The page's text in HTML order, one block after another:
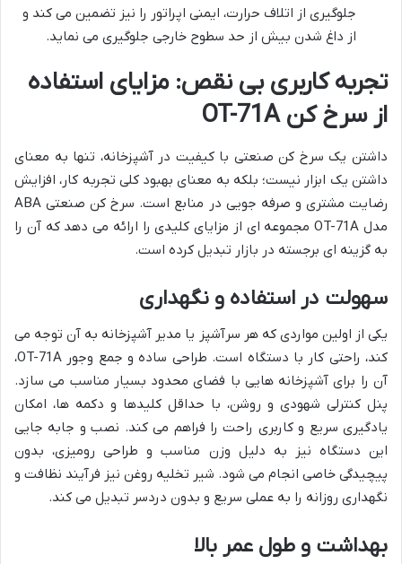
جلوگیری از اتلاف حرارت، ایمنی اپراتور را نیز تضمین می کند و
از داغ شدن بیش از حد سطوح خارجی جلوگیری می نماید.
تجربه کاربری بی نقص: مزایای استفاده
از سرخ کن OT-71A
داشتن یک سرخ کن صنعتی با کیفیت در آشپزخانه، تنها به معنای
داشتن یک ابزار نیست؛ بلکه به معنای بهبود کلی تجربه کار، افزایش
رضایت مشتری و صرفه جویی در منابع است. سرخ کن صنعتی ABA
مدل OT-71A مجموعه ای از مزایای کلیدی را ارائه می دهد که آن را
به گزینه ای برجسته در بازار تبدیل کرده است.
سهولت در استفاده و نگهداری
یکی از اولین مواردی که هر سرآشپز یا مدیر آشپزخانه به آن توجه می
کند، راحتی کار با دستگاه است. طراحی ساده و جمع وجور OT-71A،
آن را برای آشپزخانه هایی با فضای محدود بسیار مناسب می سازد.
پنل کنترلی شهودی و روشن، با حداقل کلیدها و دکمه ها، امکان
یادگیری سریع و کاربری راحت را فراهم می کند. نصب و جابه جایی
این دستگاه نیز به دلیل وزن مناسب و طراحی رومیزی، بدون
پیچیدگی خاصی انجام می شود. شیر تخلیه روغن نیز فرآیند نظافت و
نگهداری روزانه را به عملی سریع و بدون دردسر تبدیل می کند.
بهداشت و طول عمر بالا